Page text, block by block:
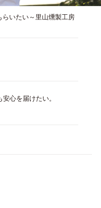
いたい～里山燻製工房
心を届けたい。